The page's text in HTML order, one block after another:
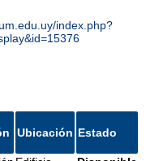
index.php?
Ubicación Estado